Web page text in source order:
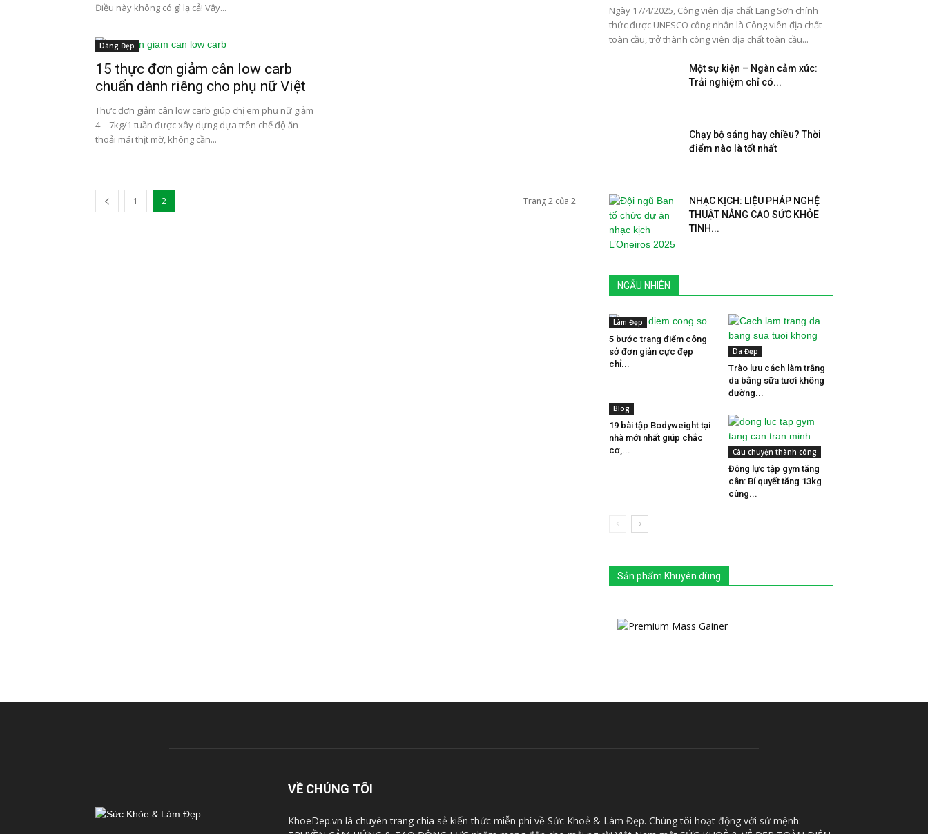
Điều này không có gì lạ cả! Vậy...
Dáng Đẹp
15 thực đơn giảm cân low carb
chuẩn dành riêng cho phụ nữ Việt
Thực đơn giảm cân low carb giúp chị em phụ nữ giảm
4 – 7kg/1 tuần được xây dựng dựa trên chế độ ăn
thoải mái thịt mỡ, không cần...
1 2 Trang 2 của 2
Ngày 17/4/2025, Công viên địa chất Lạng Sơn chính
thức được UNESCO công nhận là Công viên địa chất
toàn cầu, trở thành công viên địa chất toàn cầu...
Một sự kiện – Ngàn cảm xúc:
Trải nghiệm chỉ có...
Chạy bộ sáng hay chiều? Thời
điểm nào là tốt nhất
NHẠC KỊCH: LIỆU PHÁP NGHỆ
THUẬT NÂNG CAO SỨC KHỎE
TINH...
NGẪU NHIÊN
Làm Đẹp
5 bước trang điểm công
sở đơn giản cực đẹp
chỉ...
Da Đẹp
Trào lưu cách làm trắng
da bằng sữa tươi không
đường...
Blog
19 bài tập Bodyweight tại
nhà mới nhất giúp chắc
cơ,...
Câu chuyện thành công
Động lực tập gym tăng
cân: Bí quyết tăng 13kg
cùng...
Sản phẩm Khuyên dùng
VỀ CHÚNG TÔI
KhoeDep.vn là chuyên trang chia sẻ kiến thức miễn phí về Sức Khoẻ & Làm Đẹp. Chúng tôi hoạt động với sứ mệnh: